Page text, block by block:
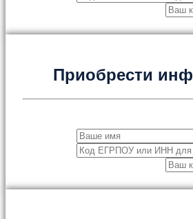
Приобрести